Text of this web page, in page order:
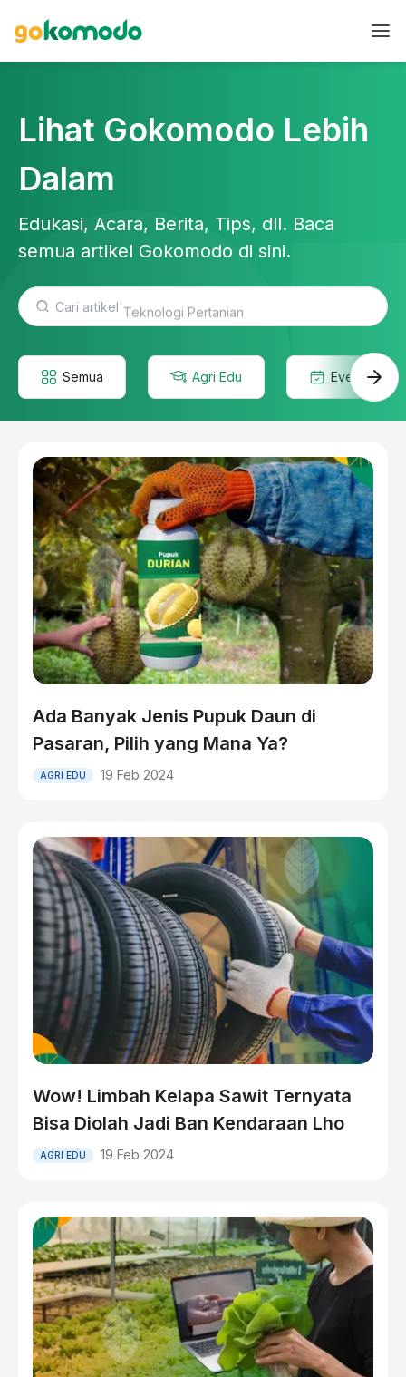
Lihat Gokomodo Lebih
Dalam
Edukasi, Acara, Berita, Tips, dll. Baca
semua artikel Gokomodo di sini.
Teknologi Pertanian
Semua Agri Edu Event
Ada Banyak Jenis Pupuk Daun di
Pasaran, Pilih yang Mana Ya?
AGRI EDU 19 Feb 2024
Wow! Limbah Kelapa Sawit Ternyata
Bisa Diolah Jadi Ban Kendaraan Lho
AGRI EDU 19 Feb 2024